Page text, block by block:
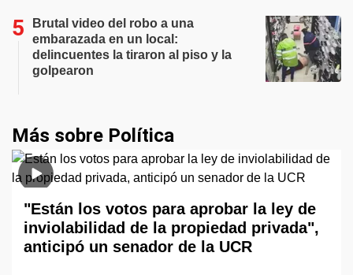
Brutal video del robo a una
embarazada en un local:
delincuentes la tiraron al piso y la
golpearon
Más sobre Política
"Están los votos para aprobar la ley de
inviolabilidad de la propiedad privada",
anticipó un senador de la UCR